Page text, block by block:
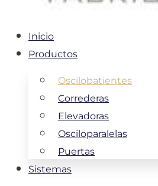
Inicio
Productos
Oscilobatientes
Correderas
Elevadoras
Osciloparalelas
Puertas
Sistemas